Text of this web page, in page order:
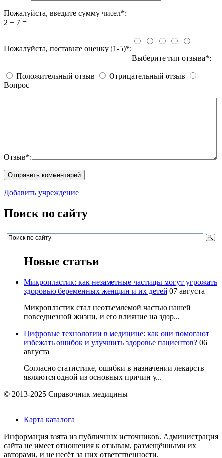
Пожалуйста, введите сумму чисел*:
2 + 7 =
Пожалуйста, поставьте оценку (1-5)*:
Выберите тип отзыва*:
Положительный отзыв
Отрицательный отзыв
Вопрос
Отзыв*:
Добавить учреждение
Поиск по сайту
Новые статьи
Микропластик: как незаметные частицы могут угрожать
здоровью беременных женщин и их детей 07 августа
Микропластик стал неотъемлемой частью нашей
повседневной жизни, и его влияние на здор...
Цифровые технологии в медицине: как они помогают
избежать ошибок и улучшить здоровье пациентов? 06
августа
Согласно статистике, ошибки в назначении лекарств
являются одной из основных причин у...
© 2013-2025 Справочник медицины
Карта каталога
Информация взята из публичных источников. Администрация
сайта не имеет отношения к отзывам, размещёнными их
авторами, и не несёт за них ответственности.